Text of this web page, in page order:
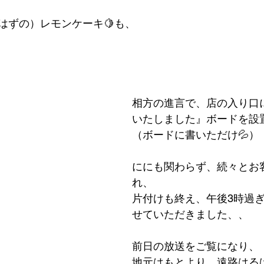
ずの）レモンケーキ🍋も、
相方の進言で、店の入り口
いたしました』ボードを設
（ボードに書いただけ💦）
ににも関わらず、続々とお
れ、
片付けも終え、午後3時過
せていただきました、、
前日の放送をご覧になり、